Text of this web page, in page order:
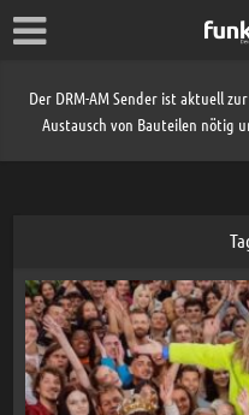
Der DRM-AM Sender ist aktuell
Austausch von Bauteilen nötig